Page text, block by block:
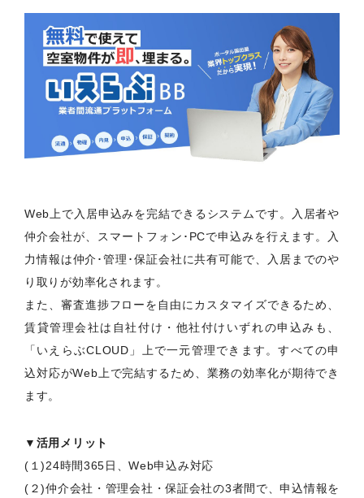
Web上で入居申込みを完結できるシステムです。入居者や
仲介会社が、スマートフォン･PCで申込みを行えます。入
力情報は仲介･管理･保証会社に共有可能で、入居までのや
り取りが効率化されます。
また、審査進捗フローを自由にカスタマイズできるため、
賃貸管理会社は自社付け・他社付けいずれの申込みも、
「いえらぶCLOUD」上で一元管理できます。すべての申
込対応がWeb上で完結するため、業務の効率化が期待でき
ます。
▼活用メリット
(１)24時間365日、Web申込み対応
(２)仲介会社・管理会社・保証会社の3者間で、申込情報を